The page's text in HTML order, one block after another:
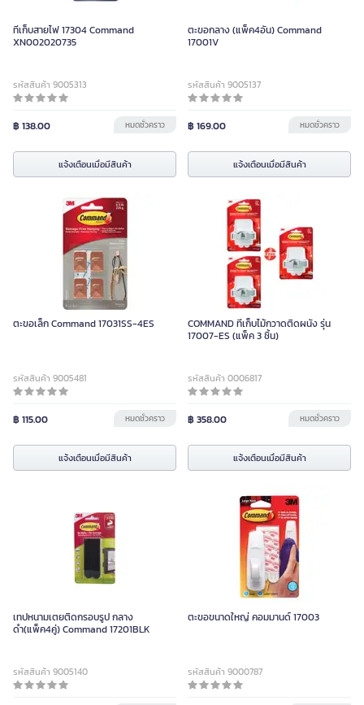
ที่เก็บสายไฟ 17304 Command
XN002020735
รหัสสินค้า 9005313
฿ 138.00 หมดชั่วคราว
แจ้งเตือนเมื่อมีสินค้า
ตะขอกลาง (แพ็ค4อัน) Command
17001V
รหัสสินค้า 9005137
฿ 169.00 หมดชั่วคราว
แจ้งเตือนเมื่อมีสินค้า
ตะขอเล็ก Command 17031SS-4ES
รหัสสินค้า 9005481
฿ 115.00 หมดชั่วคราว
แจ้งเตือนเมื่อมีสินค้า
COMMAND ที่เก็บไม้กวาดติดผนัง รุ่น
17007-ES (แพ็ค 3 ชิ้น)
รหัสสินค้า 0006817
฿ 358.00 หมดชั่วคราว
แจ้งเตือนเมื่อมีสินค้า
เทปหนามเตยติดกรอบรูป กลาง
ดำ(แพ็ค4คู่) Command 17201BLK
รหัสสินค้า 9005140
ตะขอขนาดใหญ่ คอมมานด์ 17003
รหัสสินค้า 9000787